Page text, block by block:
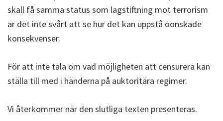
skall få samma status som lagstiftning mot terrorism
är det inte svårt att se hur det kan uppstå oönskade
konsekvenser.
För att inte tala om vad möjligheten att censurera kan
ställa till med i händerna på auktoritära regimer.
Vi återkommer när den slutliga texten presenteras.